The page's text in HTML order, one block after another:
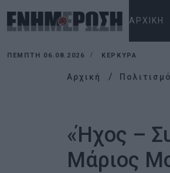
ΑΡΧΙΚΉ
ΠΈΜΠΤΗ 06.08.2026 ΚΕΡΚΥΡΑ
Αρχική
«Ήχος –
Μάριος